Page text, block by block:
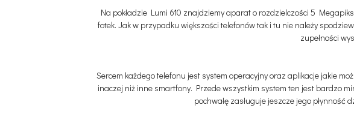
Na pokładzie Lumi 610 znajdziemy aparat o rozdzielczości 5
fotek. Jak w przypadku większości telefonów tak i tu nie należy
zupełności
Sercem każdego telefonu jest system operacyjny oraz aplikacje jakie
inaczej niż inne smartfony. Przede wszystkim system ten jest bardzo
pochwałę zasługuje jeszcze jego płynność